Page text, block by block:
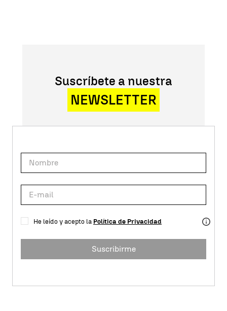
Suscríbete a nuestra
NEWSLETTER
He leído y acepto la Política de Privacidad
Suscribirme